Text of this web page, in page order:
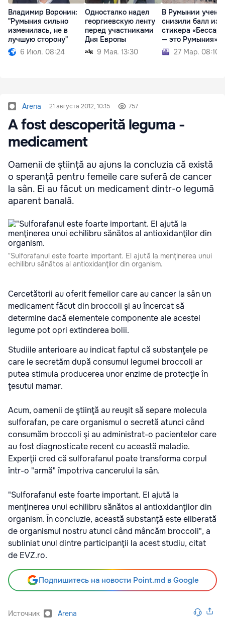
Владимир Воронин:
"Румыния сильно
изменилась, не в
лучшую сторону"
6 Июл. 08:24
Односталко надел
георгиевскую ленту
перед участниками
Дня Европы
9 Мая. 13:30
В Румынии
снизили балл из-
стикера
— это Румыния»
27 Мар. 08:10
Arena 21 августа 2012, 10:15 757
A fost descoperită leguma -
medicament
Oamenii de știință au ajuns la concluzia că există
o speranță pentru femeile care suferă de cancer
la sân. Ei au făcut un medicament dintr-o legumă
aparent banală.
"Sulforafanul este foarte important. El ajută la menţinerea unui
echilibru sănătos al antioxidanţilor din organism.
Cercetătorii au oferit femeilor care au cancer la sân un
medicament făcut din broccoli şi au încercat să
determine dacă elementele componente ale acestei
legume pot opri extinderea bolii.
Studiile anterioare au indicat faptul că substanţele pe
care le secretăm după consumul legumei broccoli ar
putea stimula producerea unor enzime de protecţie în
ţesutul mamar.
Acum, oamenii de ştiinţă au reuşit să separe molecula
sulforafan, pe care organismul o secretă atunci când
consumăm broccoli şi au administrat-o pacientelor care
au fost diagnosticate recent cu această maladie.
Experţii cred că sulforafanul poate transforma corpul
într-o "armă" împotriva cancerului la sân.
"Sulforafanul este foarte important. El ajută la
menţinerea unui echilibru sănătos al antioxidanţilor din
organism. În concluzie, această substanţă este eliberată
de organismul nostru atunci când mâncăm broccoli", a
subliniat unul dintre participanţii la acest studiu, citat
de EVZ.ro.
Подпишитесь на новости Point.md в Google
Источник Arena